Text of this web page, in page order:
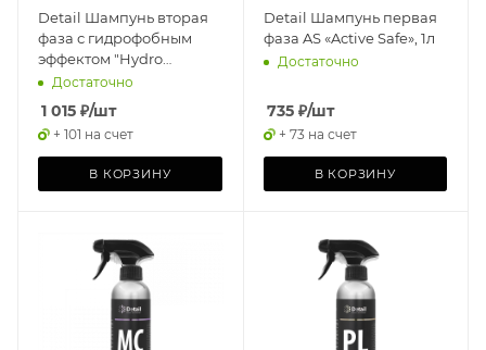
Detail Шампунь вторая
фаза с гидрофобным
эффектом "Hydro
Shampoo" 1л
Достаточно
1 015 ₽/шт
+ 101 на счет
В КОРЗИНУ
Detail Шампунь первая
фаза AS «Active Safe», 1л
Достаточно
735₽/шт
+ 73 на счет
В КОРЗИНУ